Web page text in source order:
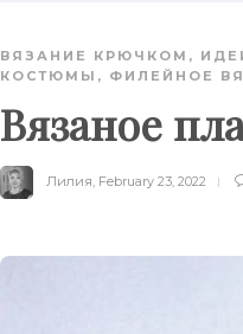
ВЯЗАНИЕ КРЮЧКОМ ,
КОСТЮМЫ , ФИЛЕЙНОЕ
Вязаное
Лилия, February 23, 2022